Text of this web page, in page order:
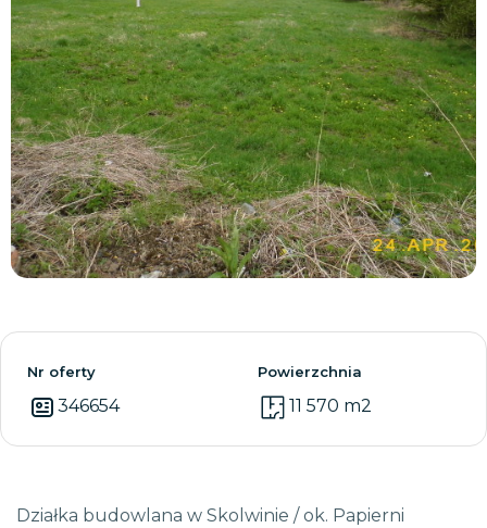
Zobacz wszystkie
Nr oferty
346654
Powierzchnia
11 570 m2
Działka budowlana w Skolwinie / ok. Papierni